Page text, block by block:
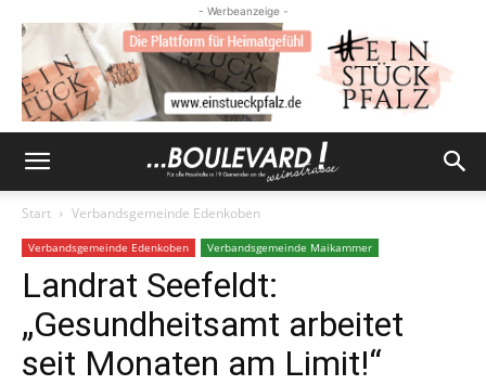
- Werbeanzeige -
Start Verbandsgemeinde Edenkoben
Verbandsgemeinde Edenkoben Verbandsgemeinde Maikammer
Landrat Seefeldt:
„Gesundheitsamt arbeitet
seit Monaten am Limit!“